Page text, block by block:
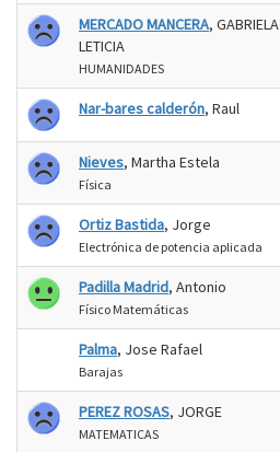
MERCADO MANCERA, GABRIELA
LETICIA
HUMANIDADES
Nar-bares calderón, Raul
Nieves, Martha Estela
Física
Ortiz Bastida, Jorge
Electrónica de potencia aplicada
Padilla Madrid, Antonio
Físico Matemáticas
Palma, Jose Rafael
Barajas
PEREZ ROSAS, JORGE
MATEMATICAS